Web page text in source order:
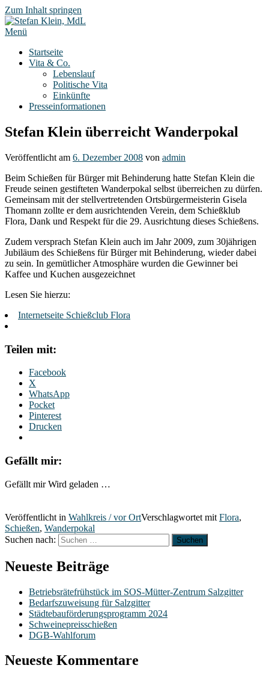
Zum Inhalt springen
Menü
Startseite
Vita & Co.
Lebenslauf
Politische Vita
Einkünfte
Presseinformationen
Stefan Klein überreicht Wanderpokal
Veröffentlicht am 6. Dezember 2008 von admin
Beim Schießen für Bürger mit Behinderung hatte Stefan Klein die
Freude seinen gestifteten Wanderpokal selbst überreichen zu dürfen.
Gemeinsam mit der stellvertretenden Ortsbürgermeisterin Gisela
Thomann zollte er dem ausrichtenden Verein, dem Schießklub
Flora, Dank und Respekt für die 29. Ausrichtung dieses Schießens.
Zudem versprach Stefan Klein auch im Jahr 2009, zum 30jährigen
Jubiläum des Schießens für Bürger mit Behinderung, wieder dabei
zu sein. In gemütlicher Atmosphäre wurden die Gewinner bei
Kaffee und Kuchen ausgezeichnet
Lesen Sie hierzu:
Internetseite Schießclub Flora
Teilen mit:
Facebook
X
WhatsApp
Pocket
Pinterest
Drucken
Gefällt mir:
Gefällt mir Wird geladen …
Veröffentlicht in Wahlkreis / vor OrtVerschlagwortet mit Flora,
Schießen, Wanderpokal
Suchen nach:
Neueste Beiträge
Betriebsrätefrühstück im SOS-Mütter-Zentrum Salzgitter
Bedarfszuweisung für Salzgitter
Städtebauförderungsprogramm 2024
Schweinepreisschießen
DGB-Wahlforum
Neueste Kommentare